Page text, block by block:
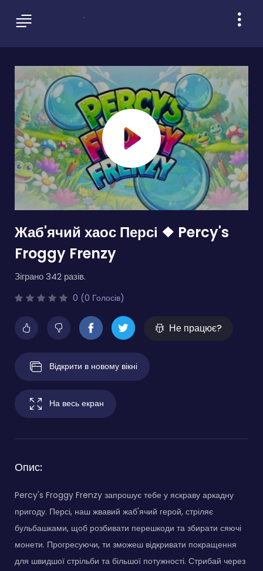
Жаб'ячий хаос Персі ❖ Percy's
Froggy Frenzy
Зіграно 342 разів.
0 (0 Голосів)
Не працює?
Відкрити в новому вікні
На весь екран
Опис:
Percy's Froggy Frenzy запрошує тебе у яскраву аркадну
пригоду. Персі, наш жвавий жаб'ячий герой, стріляє
бульбашками, щоб розбивати перешкоди та збирати сяючі
монети. Прогресуючи, ти зможеш відкривати покращення
для швидшої стрільби та більшої потужності. Стрибай через